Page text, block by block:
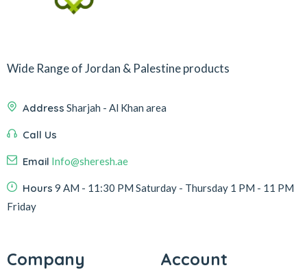
Wide Range of Jordan & Palestine products
Address Sharjah - Al Khan area
Call Us
Email Info@sheresh.ae
Hours 9 AM - 11:30 PM Saturday - Thursday 1 PM - 11 PM
Friday
Company Account